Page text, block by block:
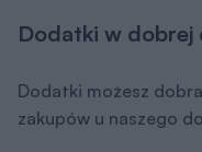
Dodatki w dobrej
Dodatki możesz
zakupów u naszego